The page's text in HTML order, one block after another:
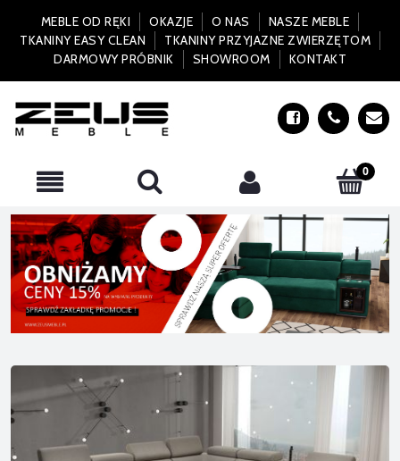
MEBLE OD RĘKI OKAZJE O NAS
NASZE MEBLE
TKANINY EASY CLEAN
TKANINY PRZYJAZNE ZWIERZĘTOM
DARMOWY PRÓBNIK
SHOWROOM KONTAKT